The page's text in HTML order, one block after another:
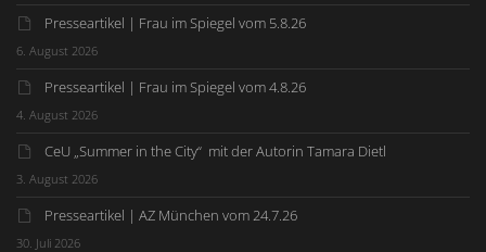
Presseartikel | Frau im Spiegel vom 5.8.26
6. August 2026
Presseartikel | Frau im Spiegel vom 4.8.26
4. August 2026
CeU „Summer in the City“ mit der Autorin Tamara Dietl
3. August 2026
Presseartikel | AZ München vom 24.7.26
30. Juli 2026